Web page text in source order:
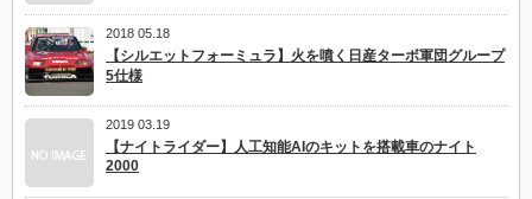
2018 05.18
【シルエットフォーミュラ】火を噴く日産ターボ軍団グループ
5仕様
2019 03.19
【ナイトライダー】人工知能AIのキットを搭載車のナイト
2000